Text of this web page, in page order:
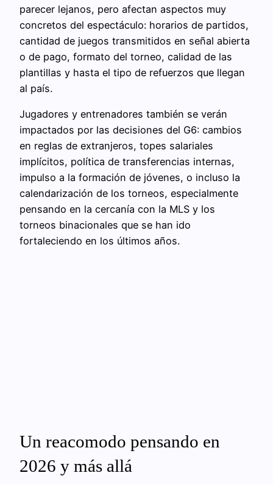
parecer lejanos, pero afectan aspectos muy
concretos del espectáculo: horarios de partidos,
cantidad de juegos transmitidos en señal abierta
o de pago, formato del torneo, calidad de las
plantillas y hasta el tipo de refuerzos que llegan
al país.
Jugadores y entrenadores también se verán
impactados por las decisiones del G6: cambios
en reglas de extranjeros, topes salariales
implícitos, política de transferencias internas,
impulso a la formación de jóvenes, o incluso la
calendarización de los torneos, especialmente
pensando en la cercanía con la MLS y los
torneos binacionales que se han ido
fortaleciendo en los últimos años.
Un reacomodo pensando en
2026 y más allá